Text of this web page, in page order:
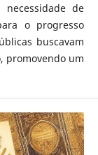
de
o progresso
buscavam
promovendo um